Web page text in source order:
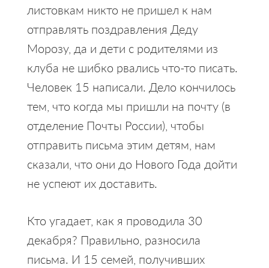
листовкам никто не пришел к нам
отправлять поздравления Деду
Морозу, да и дети с родителями из
клуба не шибко рвались что-то писать.
Человек 15 написали. Дело кончилось
тем, что когда мы пришли на почту (в
отделение Почты России), чтобы
отправить письма этим детям, нам
сказали, что они до Нового Года дойти
не успеют их доставить.
Кто угадает, как я проводила 30
декабря? Правильно, разносила
письма. И 15 семей, получивших